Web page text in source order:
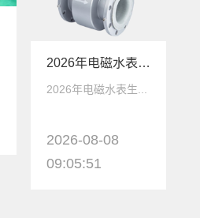
2026年电磁水表生产厂家 - 康宝莱水务M6500系列应用场景
2026年电磁水表生...
2026-08-08
09:05:51